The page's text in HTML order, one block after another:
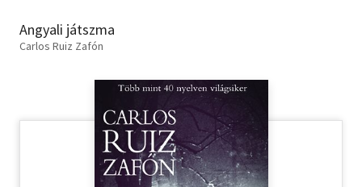
Gyermek- és ifjúsági
Hobbi, szabadidő
Angyali játszma
Carlos Ruiz Zafón